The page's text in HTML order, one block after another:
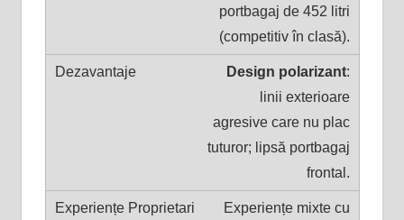
portbagaj de 452 litri
(competitiv în clasă).
Design polarizant:
linii exterioare
agresive care nu plac
tuturor; lipsă portbagaj
frontal.
Experiențe mixte cu